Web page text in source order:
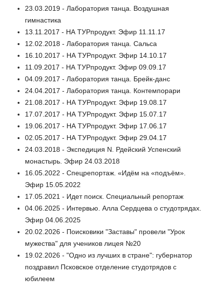
23.03.2019 - Лаборатория танца. Воздушная
гимнастика
13.11.2017 - НА ТУРпродукт. Эфир 11.11.17
12.02.2018 - Лаборатория танца. Сальса
16.10.2017 - НА ТУРпродукт. Эфир 14.10.17
11.09.2017 - НА ТУРпродукт. Эфир 09.09.17
04.09.2017 - Лаборатория танца. Брейк-данс
24.04.2017 - Лаборатория танца. Контемпорари
21.08.2017 - НА ТУРпродукт. Эфир 19.08.17
17.07.2017 - НА ТУРпродукт. Эфир 15.07.17
19.06.2017 - НА ТУРпродукт. Эфир 17.06.17
02.05.2017 - НА ТУРпродукт. Эфир 29.04.17
24.03.2018 - Экспедиция N. Рдейский Успенский
монастырь. Эфир 24.03.2018
16.05.2022 - Спецрепортаж. «Идём на «подъём».
Эфир 15.05.2022
17.05.2021 - Идет поиск. Специальный репортаж
04.06.2025 - Интервью. Алла Сердцева о студотрядах.
Эфир 04.06.2025
20.02.2026 - Поисковики "Заставы" провели "Урок
мужества" для учеников лицея №20
19.02.2026 - "Одно из лучших в стране": губернатор
поздравил Псковское отделение студотрядов с
юбилеем